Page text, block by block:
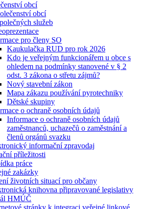
obcí
obcí
služeb
pro členy SO
Kaukulačka RUD pro rok 2026
Kdo je veřejným funkcionářem u obce s
ohledem na podmínky stanovené v § 2
odst. 3 zákona o střetu zájmů?
Nový stavební zákon
Mapa zákazu používání pyrotechniky
Dětské skupiny
o ochraně osobních údajů
Informace o ochraně osobních údajů
zaměstnanců, uchazečů o zaměstnání a
členů orgánů svazku
informační zpravodaj
příležitosti
práce
zakázky
životních situací pro občany
knihovna připravované legislativy
HMÚČ
stránky k integraci veřejné linkové